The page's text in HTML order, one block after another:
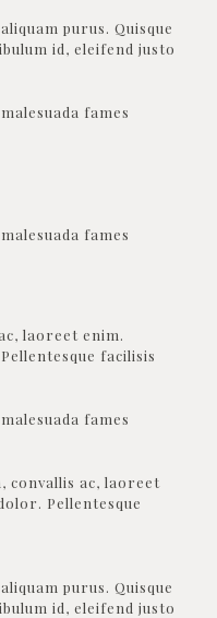
purus. Quisque
id, eleifend justo
fames
fames
laoreet enim.
facilisis
fames
convallis ac, laoreet
Pellentesque
purus. Quisque
id, eleifend justo